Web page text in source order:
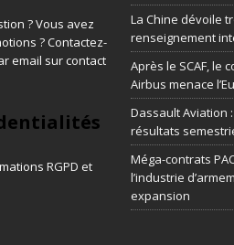
? Vous avez
? Contactez-
email sur contact
RGPD et
La Chine dévoile
renseignement
Après le SCAF, le
Airbus menace
Dassault Aviation
résultats
Méga-contrats
l’industrie
expansion